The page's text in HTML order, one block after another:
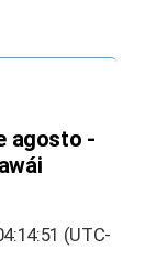
agosto -
(UTC-